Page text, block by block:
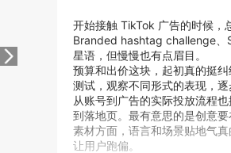
开始接触 TikTok 广告的时候
Branded hashtag challenge、
星语，但慢慢也有点眉目。
预算和出价这块，起初真的挺
测试，观察不同形式的表现，逐
从账号到广告的实际投放流程
到落地页。最有意思的是创意
素材方面，语言和场景贴地气
让用户跑偏。